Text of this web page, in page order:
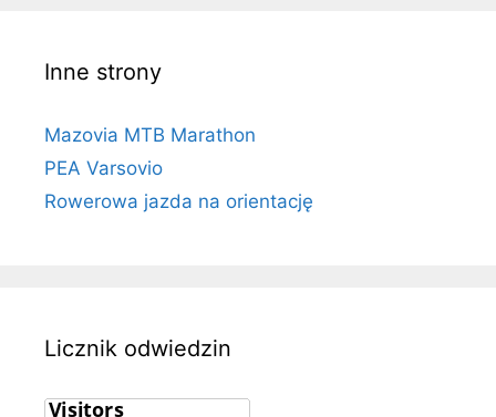
Inne strony
Mazovia MTB Marathon
PEA Varsovio
Rowerowa jazda na orientację
Licznik odwiedzin